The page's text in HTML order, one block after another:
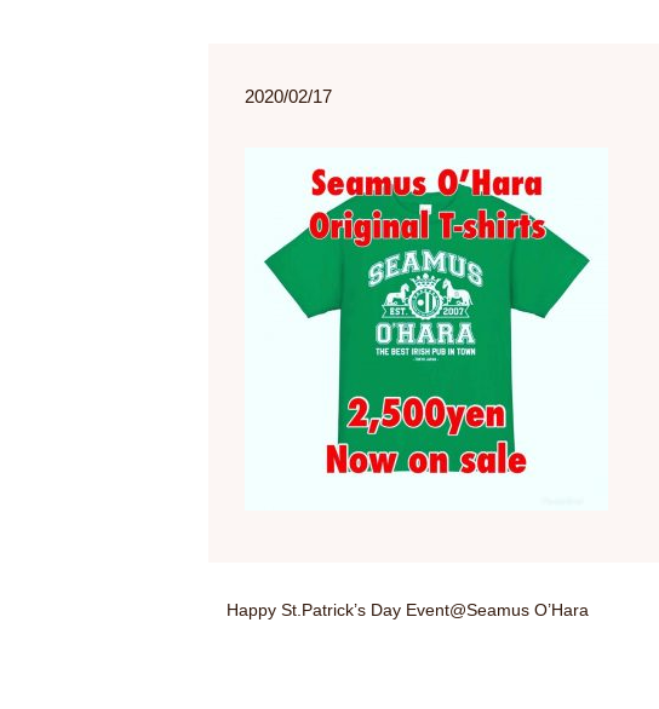
2020/02/17
Happy St.Patrick’s Day Event@Seamus O’Hara